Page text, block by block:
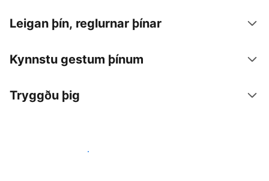
Leigan þín, reglurnar þínar
Kynnstu gestum þínum
Tryggðu þig
Vertu gestgjafi hjá okkur í dag